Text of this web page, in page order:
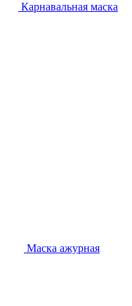
Карнавальная маска
Маска ажурная